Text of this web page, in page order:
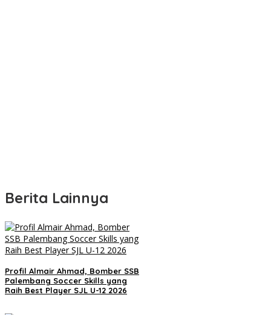
Berita Lainnya
Profil Almair Ahmad, Bomber SSB
Palembang Soccer Skills yang
Raih Best Player SJL U-12 2026